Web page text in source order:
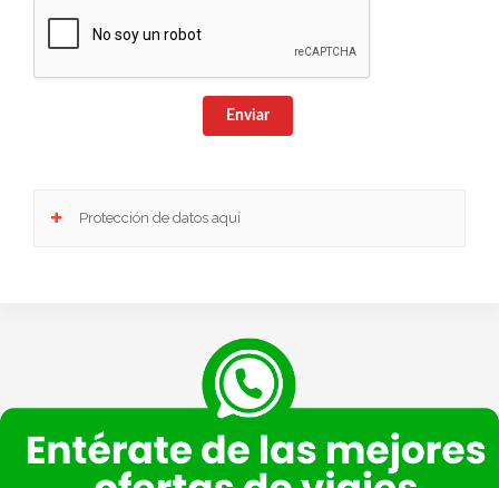
Enviar
Protección de datos aquí
: Consentimiento del interesado.
Destinatarios: Plataforma de Mail marketing-Empresas del grupo CEA.
Información adicional
de VIAJESCEA encontrarás
información adicional sobre la recopilación y el uso de su información personal por parte
de VIAJESCEA, incluida información sobre acceso, conservación, rectificación, eliminación,